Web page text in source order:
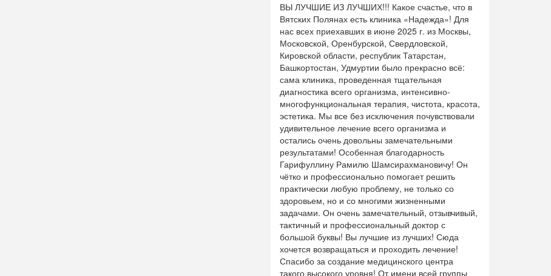
ВЫ ЛУЧШИЕ ИЗ ЛУЧШИХ!!! Какое счастье, что в
Вятских Полянах есть клиника «Надежда»! Для
нас всех приехавших в июне 2025 г. из Москвы,
Московской, Оренбурской, Свердловской,
Кировской области, республик Татарстан,
Башкортостан, Удмуртии было прекрасно всё:
сама клиника, проведенная тщательная
диагностика всего организма, интенсивно-
многофункциональная терапия, чистота, красота,
эстетика. Мы все без исключения почувствовали
удивительное лечение всего организма и
остались очень довольны замечательными
результатами! Особенная благодарность
Гарифуллину Рамилю Шамсирахмановичу! Он
чётко и профессионально помогает решить
практически любую проблему, не только со
здоровьем, но и со многими жизненными
задачами. Он очень замечательный, отзывчивый,
тактичный и профессиональный доктор с
большой буквы! Вы лучшие из лучших! Сюда
хочется возвращаться и проходить лечение!
Спасибо за создание медицинского центра
такого высокого уровня! От имени всей группы